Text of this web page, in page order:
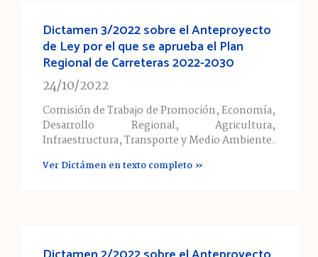
Dictamen 3/2022 sobre el Anteproyecto
de Ley por el que se aprueba el Plan
Regional de Carreteras 2022-2030
24/10/2022
Comisión de Trabajo de Promoción, Economía,
Desarrollo Regional, Agricultura,
Infraestructura, Transporte y Medio Ambiente.
Ver Dictámen en texto completo »